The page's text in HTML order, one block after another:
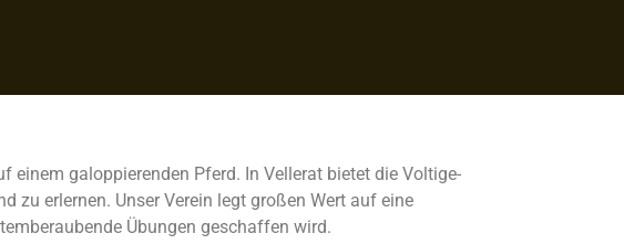
galoppierenden Pferd. In Vellerat bietet die Voltige-
zu erlernen. Unser Verein legt großen Wert auf eine
Übungen geschaffen wird.